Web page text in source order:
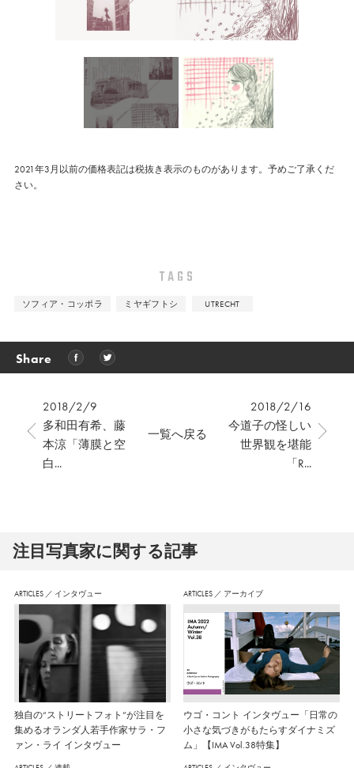
2021年3月以前の価格表記は税抜き表示のものがあります。予めご了承くだ
さい。
TAGS
ソフィア・コッポラ ミヤギフトシ UTRECHT
Share
2018/2/9
多和田有希、藤
本涼「薄膜と空
白...
2018/2/16
今道子の怪しい
世界観を堪能
「R...
一覧へ戻る
注⽬写真家に関する記事
ARTICLES ／ インタヴュー
独自の“ストリートフォト”が注目を
集めるオランダ人若手作家サラ・フ
ァン・ライ インタヴュー
ARTICLES ／ アーカイブ
ウゴ・コント インタヴュー「日常の
小さな気づきがもたらすダイナミズ
ム」【IMA Vol.38特集】